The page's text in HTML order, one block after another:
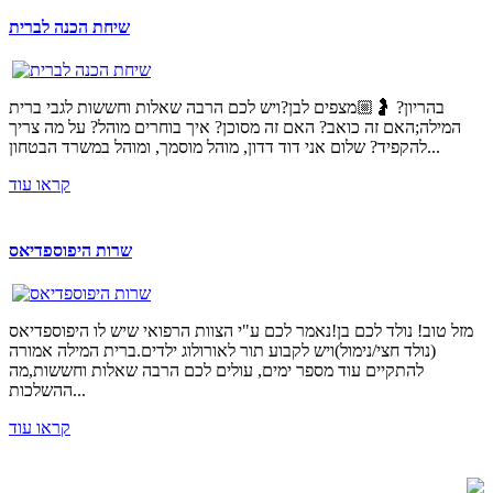
שיחת הכנה לברית
בהריון? 🤰🏼מצפים לבן?ויש לכם הרבה שאלות וחששות לגבי ברית
המילה;האם זה כואב? האם זה מסוכן? איך בוחרים מוהל? על מה צריך
להקפיד? שלום אני דוד דדון, מוהל מוסמך, ומוהל במשרד הבטחון...
קראו עוד
שרות היפוספדיאס
מזל טוב! נולד לכם בן!נאמר לכם ע"י הצוות הרפואי שיש לו היפוספדיאס
(נולד חצי/נימול)ויש לקבוע תור לאורולוג ילדים.ברית המילה אמורה
להתקיים עוד מספר ימים, עולים לכם הרבה שאלות וחששות,מה
ההשלכות...
קראו עוד